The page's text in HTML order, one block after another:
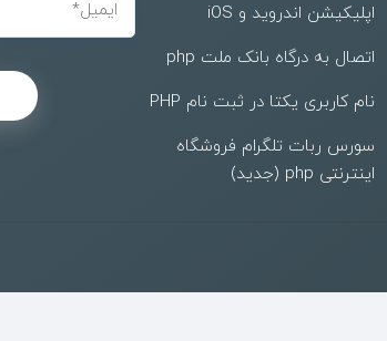
اپلیکیشن اندروید و iOS
اتصال به درگاه بانک ملت php
نام کاربری یکتا در ثبت نام PHP
سورس ربات تلگرام فروشگاه
اینترنتی php (جدید)